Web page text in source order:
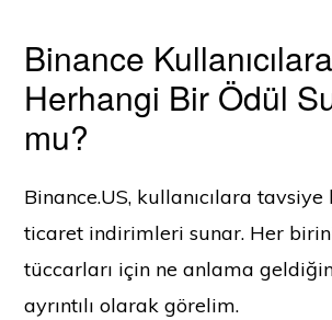
Binance Kullanıcılara
Herhangi Bir Ödül
mu?
Binance.US, kullanıcılara tavsiye
ticaret indirimleri sunar. Her
tüccarları için ne anlama
ayrıntılı olarak görelim.